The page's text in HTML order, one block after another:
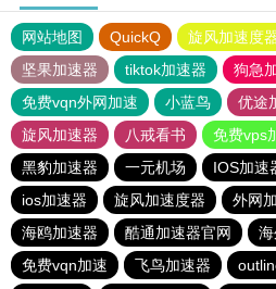
网站地图 QuickQ 旋风加速度
坚果加速器
tiktok加速器
狗急
免费vqn外网加速
小蓝鸟 优途
旋风加速器
八戒看书
免费vps
黑豹加速器
一元机场 IOS加速
ios加速器
旋风加速度器 外网
海鸥加速器
酷通加速器官网
免费vqn加速
飞鸟加速器